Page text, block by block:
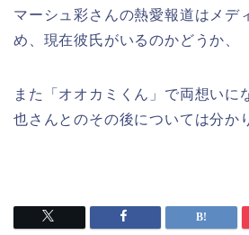
マーシュ彩さんの熱愛報道はメデ
め、現在彼氏がいるのかどうか、
また「オオカミくん」で両想いに
也さんとのその後については分か